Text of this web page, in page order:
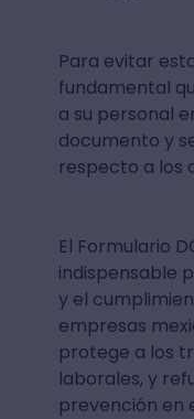
Para evitar
fundamental
a su personal
documento y
respecto a los
El Formulario
indispensable
y el
empresas
protege a los
laborales, y
prevención en